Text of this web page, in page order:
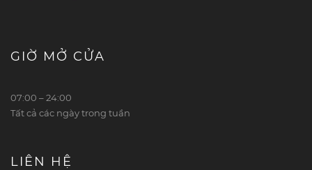
GIỜ MỞ CỬA
07:00 – 24:00
Tất cả các ngày trong tuần
LIÊN HỆ